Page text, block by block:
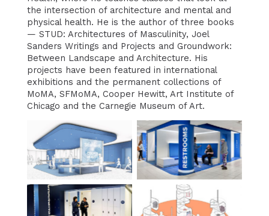
the intersection of architecture and mental and
physical health. He is the author of three books
— STUD: Architectures of Masculinity, Joel
Sanders Writings and Projects and Groundwork:
Between Landscape and Architecture. His
projects have been featured in international
exhibitions and the permanent collections of
MoMA, SFMoMA, Cooper Hewitt, Art Institute of
Chicago and the Carnegie Museum of Art.